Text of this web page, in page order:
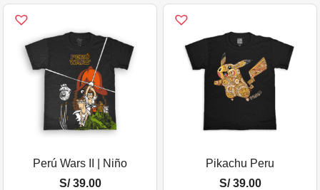
Perú Wars II | Niño
S/39.00
Pikachu Peru
S/39.00